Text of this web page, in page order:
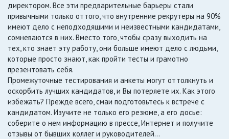
директором. Все эти предварительные барьеры стали
привычными только оттого, что внутренние рекрутеры на 90%
имеют дело с неподходящими и неизвестными кандидатами,
сомневаются в них. Вместо того, чтобы сразу выходить на
тех, кто знает эту работу, они больше имеют дело с людьми,
которые просто знают, как пройти тесты и грамотно
презентовать себя.
Промежуточные тестирования и анкеты могут оттолкнуть и
оскорбить лучших кандидатов, и Вы потеряете их. Как этого
избежать? Прежде всего, смаи подготовьтесь к встрече с
кандидатом. Изучите не только его резюме, а его досье:
соберите о нем информацию в прессе, Интернет и получите
отзывы от бывших коллег и руководителей…